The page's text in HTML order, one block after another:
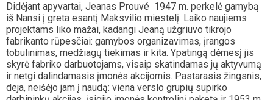
Didėjant apyvartai, Jeanas Prouvé 1947 m. perkelė gamybą
iš Nansi į greta esantį Maksvilio miestelį. Laiko naujiems
projektams liko mažai, kadangi Jeaną užgriuvo tikrojo
fabrikanto rūpesčiai: gamybos organizavimas, įrangos
tobulinimas, medžiagų tiekimas ir kita. Ypatingą dėmesį jis
skyrė fabriko darbuotojams, visaip skatindamas jų aktyvumą
ir netgi dalindamasis įmonės akcijomis. Pastarasis žingsnis,
deja, neišėjo jam į naudą: viena verslo grupių supirko